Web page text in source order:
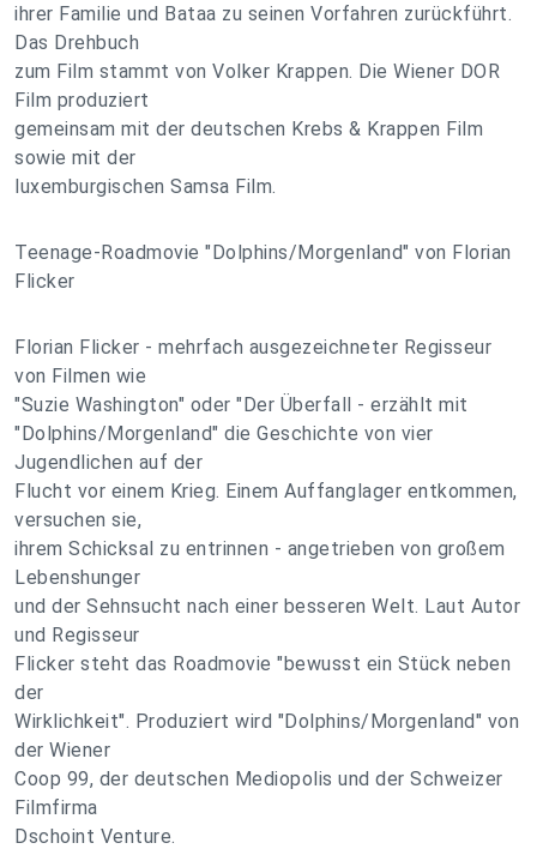
ihrer Familie und Bataa zu seinen Vorfahren zurückführt.
Das Drehbuch
zum Film stammt von Volker Krappen. Die Wiener DOR
Film produziert
gemeinsam mit der deutschen Krebs & Krappen Film
sowie mit der
luxemburgischen Samsa Film.
Teenage-Roadmovie "Dolphins/Morgenland" von Florian
Flicker
Florian Flicker - mehrfach ausgezeichneter Regisseur
von Filmen wie
"Suzie Washington" oder "Der Überfall - erzählt mit
"Dolphins/Morgenland" die Geschichte von vier
Jugendlichen auf der
Flucht vor einem Krieg. Einem Auffanglager entkommen,
versuchen sie,
ihrem Schicksal zu entrinnen - angetrieben von großem
Lebenshunger
und der Sehnsucht nach einer besseren Welt. Laut Autor
und Regisseur
Flicker steht das Roadmovie "bewusst ein Stück neben
der
Wirklichkeit". Produziert wird "Dolphins/Morgenland" von
der Wiener
Coop 99, der deutschen Mediopolis und der Schweizer
Filmfirma
Dschoint Venture.